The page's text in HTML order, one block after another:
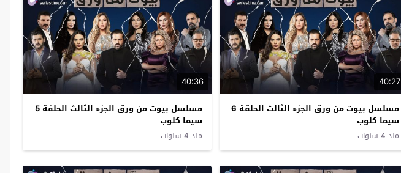
40:27
مسلسل بيوت من ورق الجزء الثالث الحلقة 6
سيما كلوب
منذ 4 سنوات
40:36
مسلسل بيوت من ورق الجزء الثالث الحلقة 5
سيما كلوب
منذ 4 سنوات